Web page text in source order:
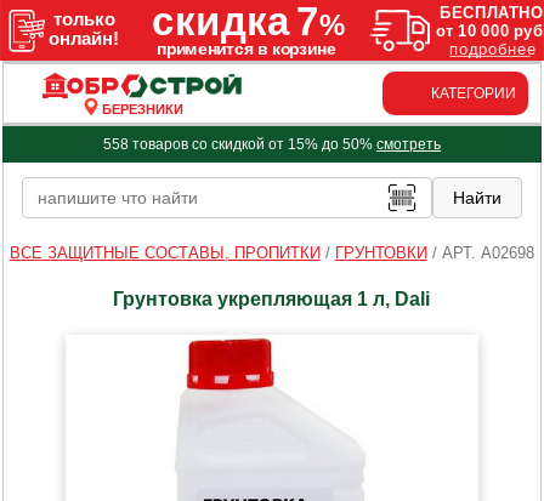
БЕРЕЗНИКИ
КАТЕГОРИИ
558 товаров со скидкой от 15% до 50% смотреть
ВСЕ ЗАЩИТНЫЕ СОСТАВЫ, ПРОПИТКИ / ГРУНТОВКИ / АРТ. A02698
Грунтовка укрепляющая 1 л, Dali